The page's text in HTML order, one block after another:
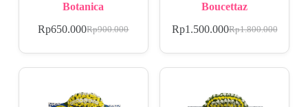
Botanica
Rp900.000
Rp650.000
Boucettaz
Rp1.800.000
Rp1.500.000